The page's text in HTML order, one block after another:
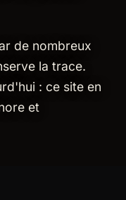
de nombreux
la trace.
: ce site en
et